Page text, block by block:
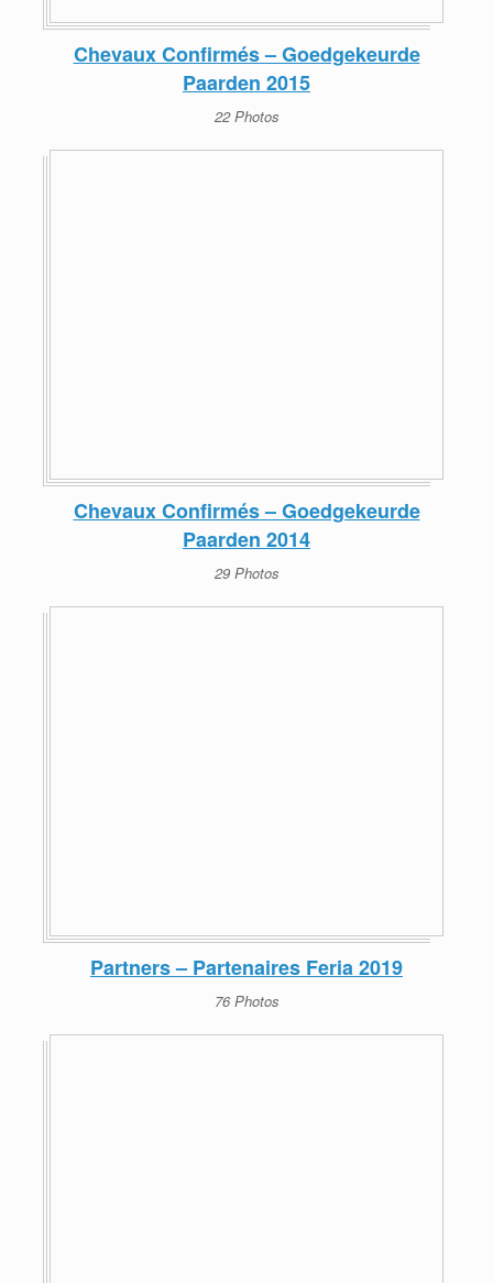
Chevaux Confirmés – Goedgekeurde
Paarden 2015
22 Photos
Chevaux Confirmés – Goedgekeurde
Paarden 2014
29 Photos
Partners – Partenaires Feria 2019
76 Photos